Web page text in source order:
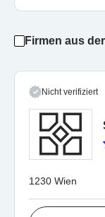
Firmen aus
Nicht verifiziert
1230 Wien